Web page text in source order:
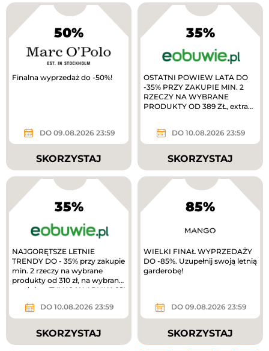
50%
Finalna wyprzedaż do -50%!
DO 09.08.2026 23:59
SKORZYSTAJ
35%
OSTATNI POWIEW LATA DO
-35% PRZY ZAKUPIE MIN. 2
RZECZY NA WYBRANE
PRODUKTY OD 389 ZŁ, extra
DO 10.08.2026 23:59
SKORZYSTAJ
35%
NAJGORĘTSZE LETNIE
TRENDY DO - 35% przy zakupie
min. 2 rzeczy na wybrane
produkty od 310 zł, na wybrane
produkty. TYLKO W APLIKACJI
DO 10.08.2026 23:59
SKORZYSTAJ
85%
WIELKI FINAŁ WYPRZEDAŻY
DO -85%. Uzupełnij swoją letnią
garderobę!
DO 09.08.2026 23:59
SKORZYSTAJ